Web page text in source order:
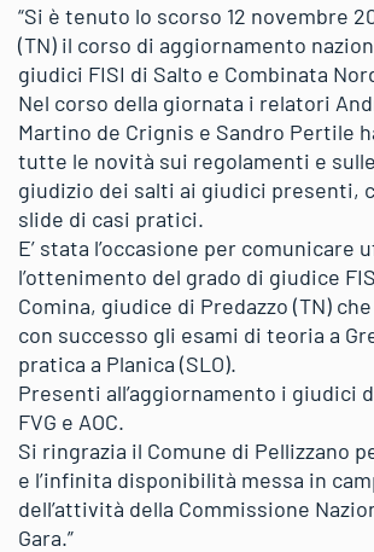
“Si è tenuto lo scorso 12 novembre
(TN) il corso di aggiornamento
giudici FISI di Salto e Combinata
Nel corso della giornata i relatori
Martino de Crignis e Sandro Pertile
tutte le novità sui regolamenti e
giudizio dei salti ai giudici presenti,
slide di casi pratici.
E’ stata l’occasione per comunicare
l’ottenimento del grado di giudice
Comina, giudice di Predazzo (TN)
con successo gli esami di teoria a
pratica a Planica (SLO).
Presenti all’aggiornamento i giudici
FVG e AOC.
Si ringrazia il Comune di Pellizzano
e l’infinita disponibilità messa in
dell’attività della Commissione
Gara.”